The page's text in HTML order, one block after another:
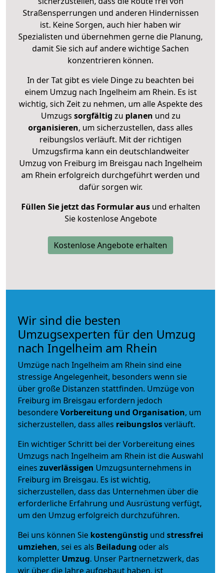
Straßensperrungen und anderen Hindernissen
ist. Keine Sorgen, auch hier haben wir
Spezialisten und übernehmen gerne die Planung,
damit Sie sich auf andere wichtige Sachen
konzentrieren können.
In der Tat gibt es viele Dinge zu beachten bei
einem Umzug nach Ingelheim am Rhein. Es ist
wichtig, sich Zeit zu nehmen, um alle Aspekte des
Umzugs sorgfältig zu planen und zu
organisieren, um sicherzustellen, dass alles
reibungslos verläuft. Mit der richtigen
Umzugsfirma kann ein deutschlandweiter
Umzug von Freiburg im Breisgau nach Ingelheim
am Rhein erfolgreich durchgeführt werden und
dafür sorgen wir.
Füllen Sie jetzt das Formular ausund erhalten
Sie kostenlose Angebote
Kostenlose Angebote erhalten
Wir sind die besten
Umzugsexperten für den Umzug
nach Ingelheim am Rhein
Umzüge nach Ingelheim am Rhein sind eine
stressige Angelegenheit, besonders wenn sie
über große Distanzen stattfinden. Umzüge von
Freiburg im Breisgau erfordern jedoch
besondereVorbereitung und Organisation, um
sicherzustellen, dass alles reibungslosverläuft.
Ein wichtiger Schritt bei der Vorbereitung eines
Umzugs nach Ingelheim am Rhein ist die Auswahl
eines zuverlässigen Umzugsunternehmens in
Freiburg im Breisgau. Es ist wichtig,
sicherzustellen, dass das Unternehmen über die
erforderliche Erfahrung und Ausrüstung verfügt,
um den Umzug erfolgreich durchzuführen.
Bei uns können Sie kostengünstig und stressfrei
umziehen, sei es als Beiladung oder als
kompletter Umzug. Unser Partnernetzwerk, das
wir über die Jahre aufgebaut haben, ist